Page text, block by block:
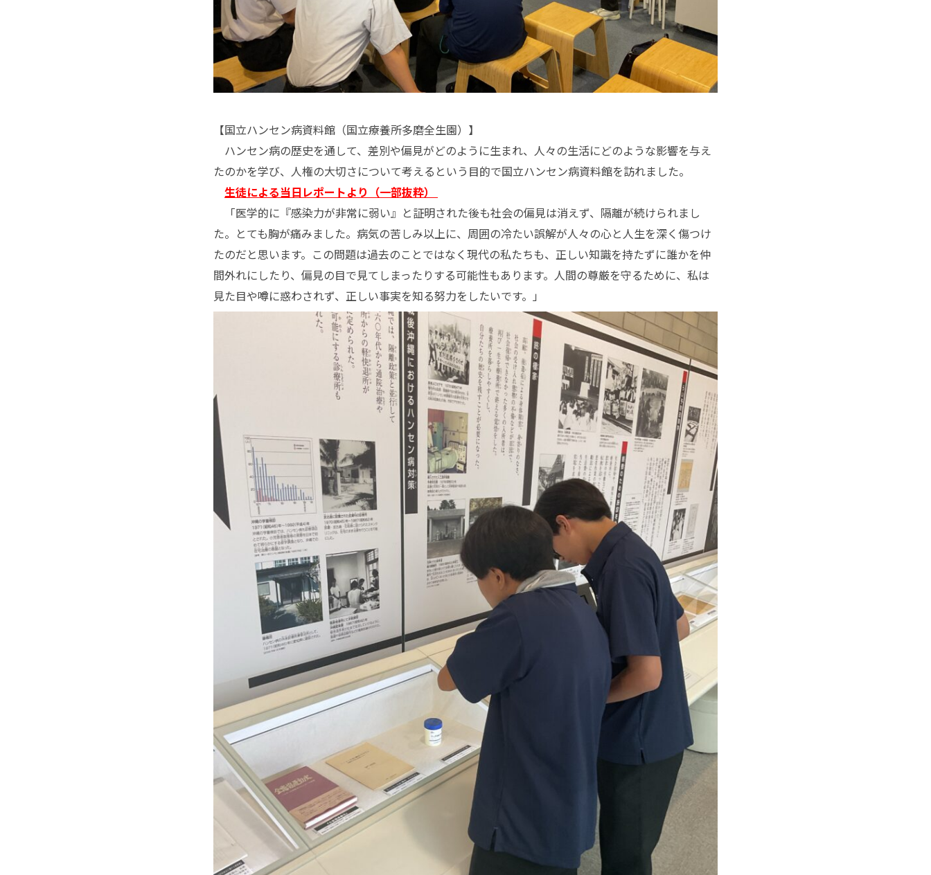
【国立ハンセン病資料館（国立療養所多磨全生園）】
ハンセン病の歴史を通して、差別や偏見がどのように生まれ、人々の生活にどのような影響を与え
たのかを学び、人権の大切さについて考えるという目的で国立ハンセン病資料館を訪れました。
生徒による当日レポートより（一部抜粋）
「医学的に『感染力が非常に弱い』と証明された後も社会の偏見は消えず、隔離が続けられまし
た。とても胸が痛みました。病気の苦しみ以上に、周囲の冷たい誤解が人々の心と人生を深く傷つけ
たのだと思います。この問題は過去のことではなく現代の私たちも、正しい知識を持たずに誰かを仲
間外れにしたり、偏見の目で見てしまったりする可能性もあります。人間の尊厳を守るために、私は
見た目や噂に惑わされず、正しい事実を知る努力をしたいです。」